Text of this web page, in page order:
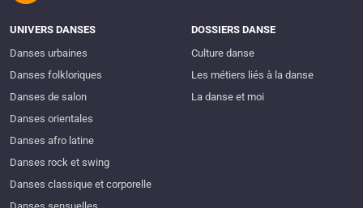
UNIVERS DANSES
Danses urbaines
Danses folkloriques
Danses de salon
Danses orientales
Danses afro latine
Danses rock et swing
Danses classique et corporelle
DOSSIERS DANSE
Culture danse
Les métiers liés à la danse
La danse et moi